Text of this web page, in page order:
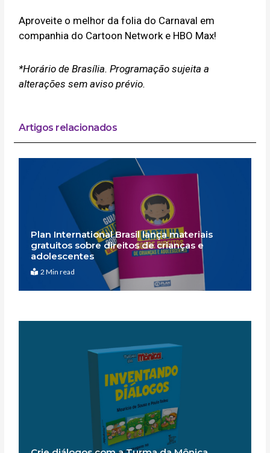
Aproveite o melhor da folia do Carnaval em
companhia do Cartoon Network e HBO Max!
*Horário de Brasília. Programação sujeita a
alterações sem aviso prévio.
Artigos relacionados
Plan International Brasil lança materiais
gratuitos sobre direitos de crianças e
adolescentes
2 Min read